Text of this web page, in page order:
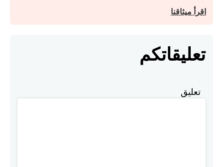
اقرأ ميثاقنا
تعليقاتكم
تعليق